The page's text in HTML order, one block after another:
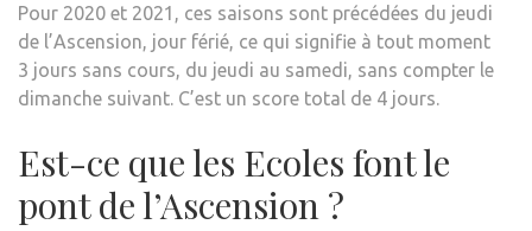
Pour 2020 et 2021, ces saisons sont précédées du jeudi
de l’Ascension, jour férié, ce qui signifie à tout moment
3 jours sans cours, du jeudi au samedi, sans compter le
dimanche suivant. C’est un score total de 4 jours.
Est-ce que les Ecoles font le
pont de l’Ascension ?